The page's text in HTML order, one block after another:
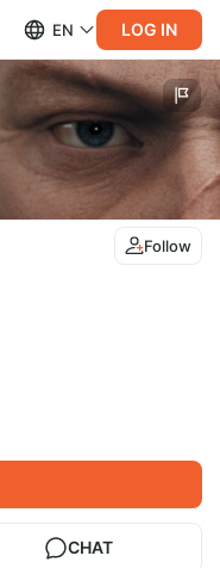
EN LOG IN
Follow
CHAT